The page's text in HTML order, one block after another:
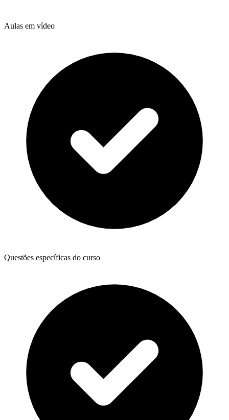
Aulas em vídeo
Questões específicas do curso